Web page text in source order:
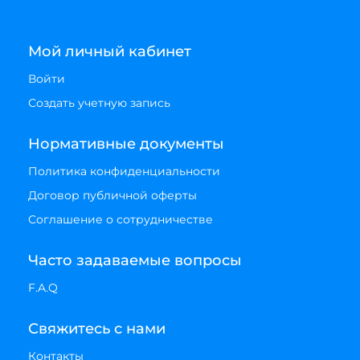
Мой личный кабинет
Войти
Создать учетную запись
Нормативные документы
Политика конфиденциальности
Договор публичной оферты
Соглашение о сотрудничестве
Часто задаваемые вопросы
F.A.Q
Свяжитесь с нами
Контакты